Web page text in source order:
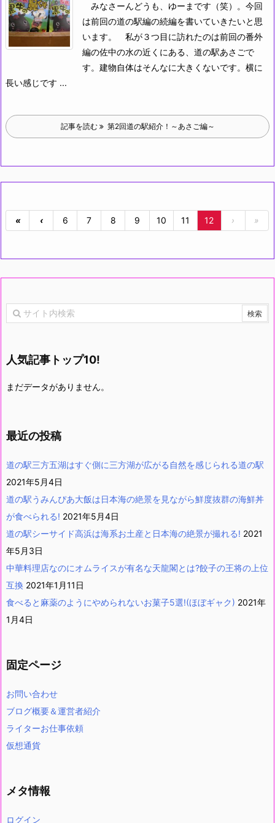
みなさーんどうも、ゆーまです（笑）。今回
は前回の道の駅編の続編を書いていきたいと思
います。
私が３つ目に訪れたのは前回の番外
編の佐中の水の近くにある、道の駅あさごで
す。建物自体はそんなに大きくないです。横に
長い感じです ...
記事を読む 第2回道の駅紹介！～あさご編～
« ‹ 6 7 8 9 10 11 12 › »
人気記事トップ10!
まだデータがありません。
最近の投稿
道の駅三方五湖はすぐ側に三方湖が広がる自然を感じられる道の駅
2021年5月4日
道の駅うみんぴあ大飯は日本海の絶景を見ながら鮮度抜群の海鮮丼
が食べられる! 2021年5月4日
道の駅シーサイド高浜は海系お土産と日本海の絶景が撮れる! 2021
年5月3日
中華料理店なのにオムライスが有名な天龍閣とは?餃子の王将の上位
互換 2021年1月11日
食べると麻薬のようにやめられないお菓子5選!(ほぼギャク) 2021年
1月4日
固定ページ
お問い合わせ
ブログ概要＆運営者紹介
ライターお仕事依頼
仮想通貨
メタ情報
ログイン